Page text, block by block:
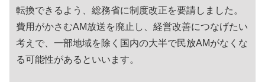
転換できるよう、総務省に制度改正を要請しました。
費用がかさむAM放送を廃止し、経営改善につなげたい
考えで、一部地域を除く国内の大半で民放AMがなくな
る可能性があるといいます。